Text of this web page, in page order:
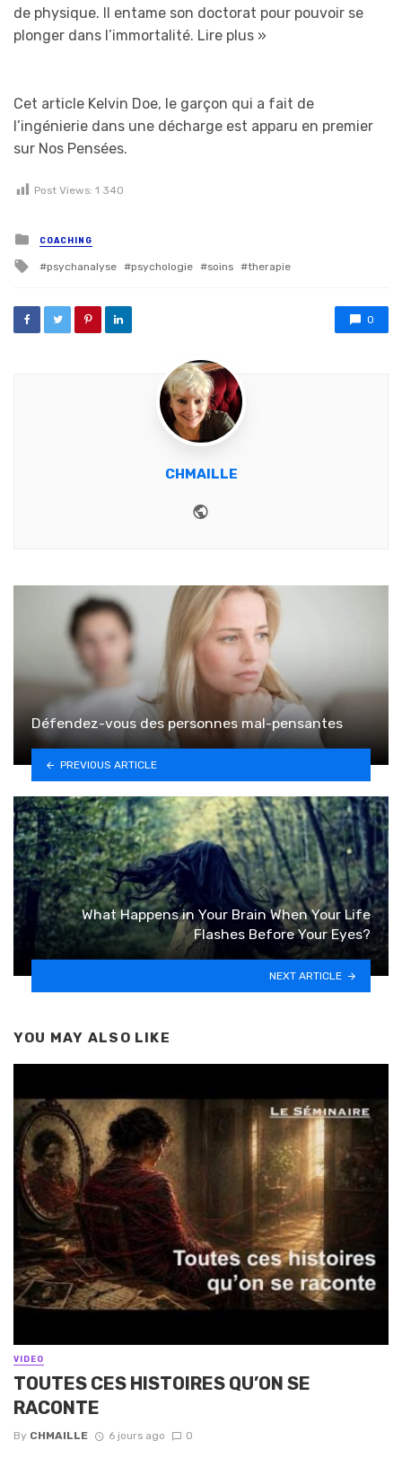
de physique. Il entame son doctorat pour pouvoir se
plonger dans l’immortalité. Lire plus »
Cet article Kelvin Doe, le garçon qui a fait de
l’ingénierie dans une décharge est apparu en premier
sur Nos Pensées.
Post Views: 1 340
Posted in
COACHING
Tagged with
psychanalyse psychologie soins therapie
0
CHMAILLE
Défendez-vous des personnes mal-pensantes
PREVIOUS ARTICLE
What Happens in Your Brain When Your Life
Flashes Before Your Eyes?
NEXT ARTICLE
YOU MAY ALSO LIKE
VIDEO
TOUTES CES HISTOIRES QU’ON SE
RACONTE
By CHMAILLE 6 jours ago 0